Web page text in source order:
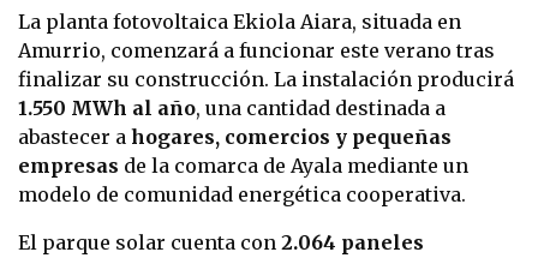
La planta fotovoltaica Ekiola Aiara, situada en
Amurrio, comenzará a funcionar este verano tras
finalizar su construcción. La instalación producirá
1.550 MWh al año, una cantidad destinada a
abastecer a hogares, comercios y pequeñas
empresas de la comarca de Ayala mediante un
modelo de comunidad energética cooperativa.
El parque solar cuenta con 2.064 paneles